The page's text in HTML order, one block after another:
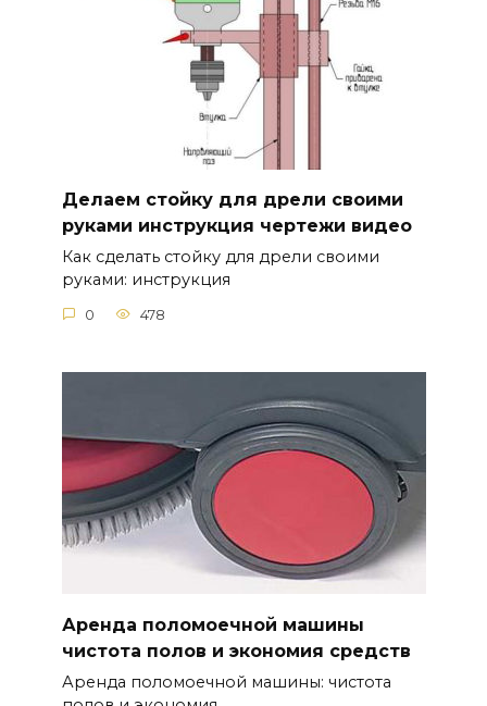
Делаем стойку для дрели своими
руками инструкция чертежи видео
Как сделать стойку для дрели своими
руками: инструкция
0 478
Аренда поломоечной машины
чистота полов и экономия средств
Аренда поломоечной машины: чистота